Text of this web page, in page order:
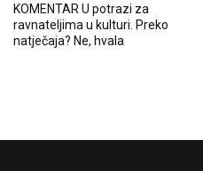
KOMENTAR U potrazi za
ravnateljima u kulturi. Preko
natječaja? Ne, hvala